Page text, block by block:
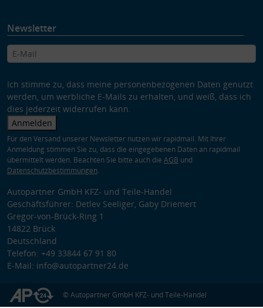
Newsletter
Ich stimme zu, dass meine personenbezogenen Daten genutzt
werden, um werbliche E-Mails zu erhalten, und weiß, dass ich
dies jederzeit widerrufen kann.
Anmelden
Für den Versand unserer Newsletter nutzen wir rapidmail. Mit Ihrer
Anmeldung stimmen Sie zu, dass die eingegebenen Daten an rapidmail
übermittelt werden. Beachten Sie bitte auch die AGB und
Datenschutzbestimmungen.
Autopartner GmbH KFZ- und Teile-Handel
Geschäftsführer: Detlev Seeliger, Gaby Driemert
Gregor-von-Brück-Ring 1
14822 Brück
Deutschland
Telefon: +49 33844 67 91 80
E-Mail: info@autopartner24.de
© Autopartner GmbH KFZ- und Teile-Handel